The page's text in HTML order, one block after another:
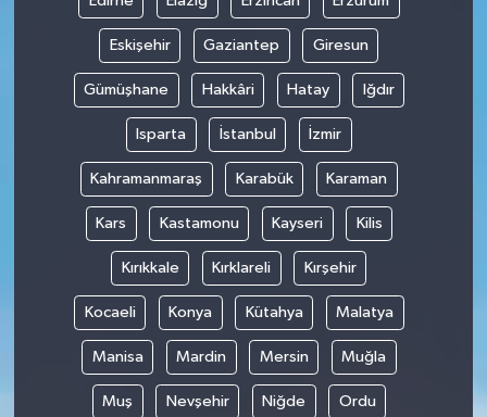
Eskişehir Gaziantep Giresun
Gümüşhane Hakkâri Hatay Iğdır
Isparta İstanbul İzmir
Kahramanmaraş Karabük Karaman
Kars Kastamonu Kayseri Kilis
Kırıkkale Kırklareli Kırşehir
Kocaeli Konya Kütahya Malatya
Manisa Mardin Mersin Muğla
Muş Nevşehir Niğde Ordu